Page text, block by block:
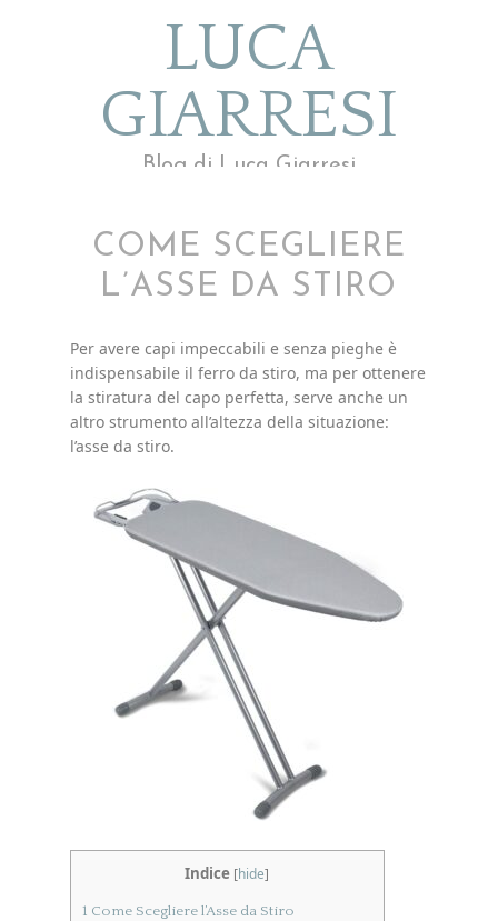
LUCA
GIARRESI
Blog di Luca Giarresi
COME SCEGLIERE
L’ASSE DA STIRO
Per avere capi impeccabili e senza pieghe è
indispensabile il ferro da stiro, ma per ottenere
la stiratura del capo perfetta, serve anche un
altro strumento all’altezza della situazione:
l’asse da stiro.
Indice [hide]
1 Come Scegliere l’Asse da Stiro